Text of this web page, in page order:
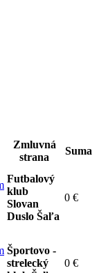
Zmluvná
strana
Suma
Futbalový
klub
Slovan
Duslo Šaľa
0 €
Športovo -
strelecký
0 €